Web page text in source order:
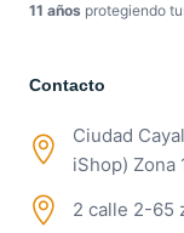
11 años protegiendo
Contacto
Ciudad
iShop) Zona
2 calle 2-65